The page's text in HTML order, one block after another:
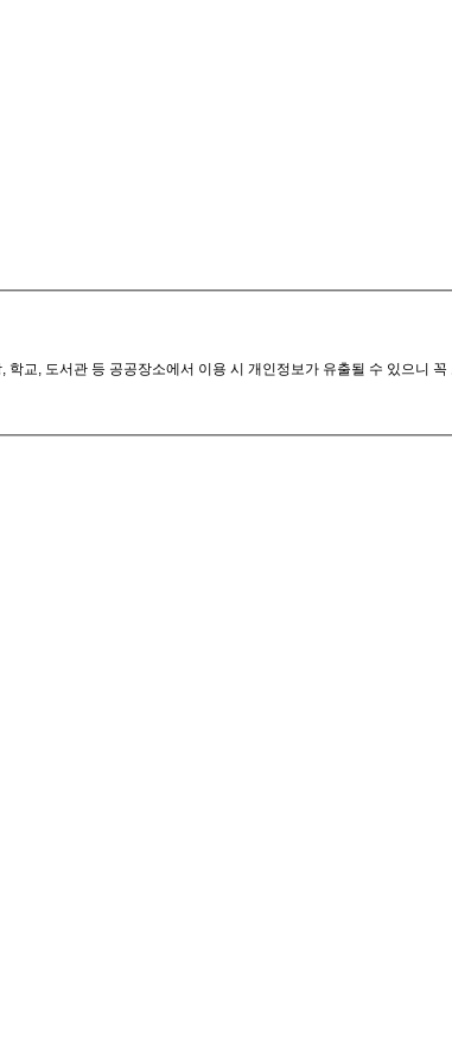
교, 도서관 등 공공장소에서 이용 시 개인정보가 유출될 수 있으니